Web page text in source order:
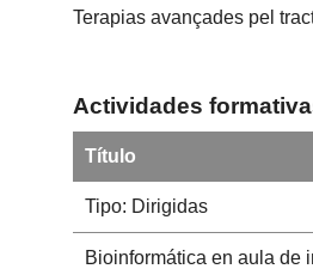
Terapias avançades pel
Actividades
Título
Tipo: Dirigidas
Bioinformática en aula de